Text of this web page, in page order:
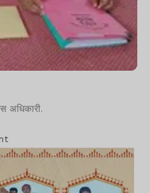
अधिकारी.